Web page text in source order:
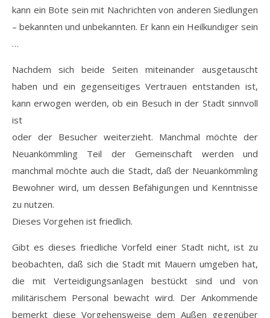
kann ein Bote sein mit Nachrichten von anderen Siedlungen
– bekannten und unbekannten. Er kann ein Heilkundiger sein
…
Nachdem sich beide Seiten miteinander ausgetauscht
haben und ein gegenseitiges Vertrauen entstanden ist,
kann erwogen werden, ob ein Besuch in der Stadt sinnvoll
ist
oder der Besucher weiterzieht. Manchmal möchte der
Neuankömmling Teil der Gemeinschaft werden und
manchmal möchte auch die Stadt, daß der Neuankömmling
Bewohner wird, um dessen Befähigungen und Kenntnisse
zu nutzen.
Dieses Vorgehen ist friedlich.
Gibt es dieses friedliche Vorfeld einer Stadt nicht, ist zu
beobachten, daß sich die Stadt mit Mauern umgeben hat,
die mit Verteidigungsanlagen bestückt sind und von
militärischem Personal bewacht wird. Der Ankommende
bemerkt diese Vorgehensweise dem Außen gegenüber